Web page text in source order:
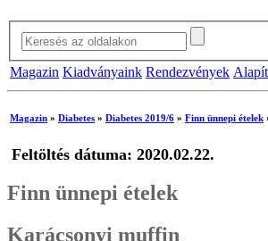
Magazin Kiadványaink Rendezvények
Magazin » Diabetes » Diabetes 2019/6 » Finn ünnepi ételek
Feltöltés dátuma: 2020.02.22.
Finn ünnepi ételek
Karácsonyi muffin